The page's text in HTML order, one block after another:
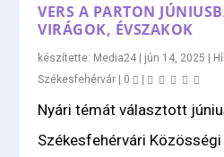
VERS A PARTON
VIRÁGOK, ÉVSZAKOK
készítette: Media24 | jún 14, 2025 |
Székesfehérvár | 0 |
Nyári témát választott
Székesfehérvári